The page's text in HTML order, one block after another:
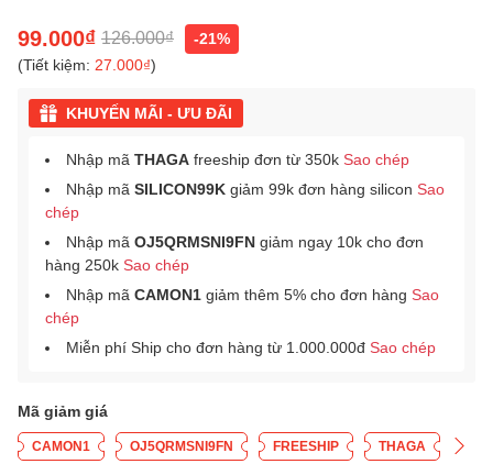
99.000₫ 126.000₫
-21%
(Tiết kiệm: 27.000₫)
KHUYẾN MÃI - ƯU ĐÃI
Nhập mã THAGA freeship đơn từ 350k Sao chép
Nhập mã SILICON99K giảm 99k đơn hàng silicon Sao
chép
Nhập mã OJ5QRMSNI9FN giảm ngay 10k cho đơn
hàng 250k Sao chép
Nhập mã CAMON1 giảm thêm 5% cho đơn hàng Sao
chép
Miễn phí Ship cho đơn hàng từ 1.000.000đ Sao chép
Mã giảm giá
CAMON1 OJ5QRMSNI9FN FREESHIP THAGA